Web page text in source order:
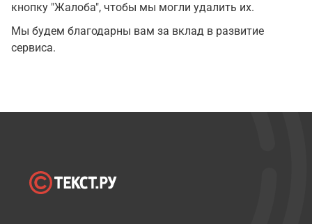
кнопку "Жалоба", чтобы мы могли удалить их.
Мы будем благодарны вам за вклад в развитие
сервиса.